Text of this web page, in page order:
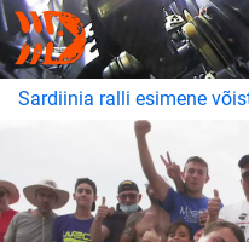
Sardiinia ralli esimene